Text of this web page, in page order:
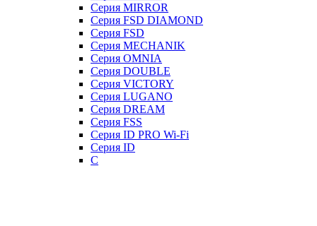
Серия MIRROR
Серия FSD DIAMOND
Серия FSD
Серия MECHANIK
Серия OMNIA
Серия DOUBLE
Серия VICTORY
Серия LUGANO
Серия DREAM
Серия FSS
Серия ID PRO Wi-Fi
Серия ID
С